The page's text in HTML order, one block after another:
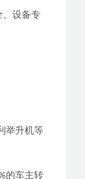
举升机等
的车主转